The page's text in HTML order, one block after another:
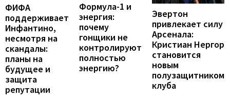
ФИФА
поддерживает
Инфантино,
несмотря на
скандалы:
планы на
будущее и
защита
репутации
Формула-1 и
энергия:
почему
гонщики не
контролируют
полностью
энергию?
Эвертон
привлекает силу
Арсенала:
Кристиан Нергор
становится
новым
полузащитником
клуба